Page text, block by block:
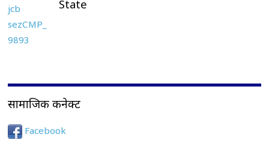
State
सामाजिक कनेक्ट
Facebook